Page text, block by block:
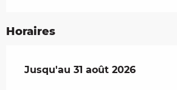
Horaires
Du6 août 2026au31 août 2026
Jusqu'au 31 août 2026